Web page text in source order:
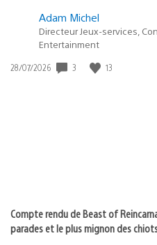
Adam Michel
Directeur Jeux-services,
Entertainment
Date
28/07/2026 3 13
Compte rendu de Beast of
parades et le plus mignon des